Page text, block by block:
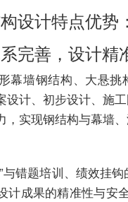
设计特点优势
系完善，设计精
幕墙钢结构、大悬
设计、初步设计、施
，实现钢结构与幕墙
与错题培训、绩效挂
计成果的精准性与安